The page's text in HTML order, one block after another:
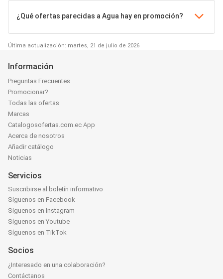
¿Qué ofertas parecidas a Agua hay en promoción?
Última actualización: martes, 21 de julio de 2026
Información
Preguntas Frecuentes
Promocionar?
Todas las ofertas
Marcas
Catalogosofertas.com.ec App
Acerca de nosotros
Añadir catálogo
Noticias
Servicios
Suscribirse al boletín informativo
Síguenos en Facebook
Síguenos en Instagram
Síguenos en Youtube
Síguenos en TikTok
Socios
¿Interesado en una colaboración?
Contáctanos